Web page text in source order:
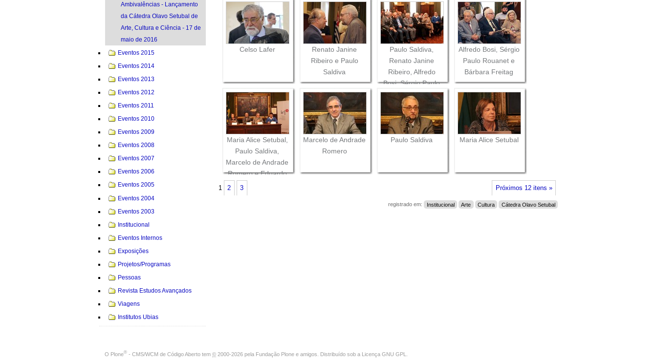
Celso Lafer
Renato Janine
Ribeiro e Paulo
Saldiva
Paulo Saldiva,
Renato Janine
Ribeiro, Alfredo
Bosi, Sérgio Paulo
Rouanet, Bárbara
Freitag e Eduardo
Saron
Alfredo Bosi, Sérgio
Paulo Rouanet e
Bárbara Freitag
Maria Alice Setubal,
Paulo Saldiva,
Marcelo de Andrade
Romero e Eduardo
Marcelo de Andrade
Romero
Paulo Saldiva Maria Alice Setubal
Próximos 12 itens »
1 2 3
registrado em: Institucional Arte Cultura Cátedra Olavo Setubal
Ambivalências - Lançamento
da Cátedra Olavo Setubal de
Arte, Cultura e Ciência - 17 de
maio de 2016
Eventos 2015
Eventos 2014
Eventos 2013
Eventos 2012
Eventos 2011
Eventos 2010
Eventos 2009
Eventos 2008
Eventos 2007
Eventos 2006
Eventos 2005
Eventos 2004
Eventos 2003
Institucional
Eventos Internos
Exposições
Projetos/Programas
Pessoas
Revista Estudos Avançados
Viagens
Institutos Ubias
O Plone® - CMS/WCM de Código Aberto tem © 2000-2026 pela Fundação Plone e amigos. Distribuído sob a Licença GNU GPL